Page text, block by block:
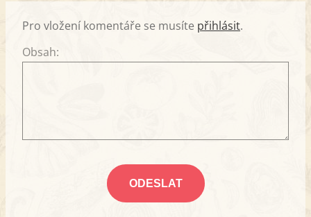
Pro vložení komentáře se musíte přihlásit.
Obsah: